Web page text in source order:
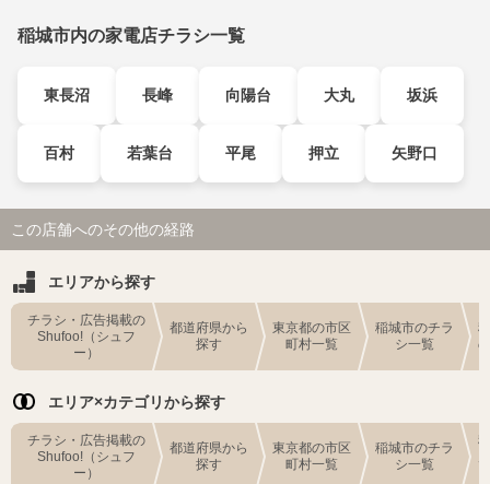
稲城市内の家電店チラシ一覧
東長沼 長峰 向陽台 大丸 坂浜
百村 若葉台 平尾 押立 矢野口
この店舗へのその他の経路
エリアから探す
チラシ・広告掲載の
Shufoo!（シュフ
ー）
都道府県から
探す
東京都の市区
町村一覧
稲城市のチラ
シ一覧
エリア×カテゴリから探す
チラシ・広告掲載の
Shufoo!（シュフ
ー）
都道府県から
探す
東京都の市区
町村一覧
稲城市のチラ
シ一覧